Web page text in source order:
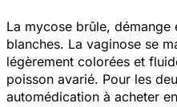
La mycose brûle, démange
blanches. La vaginose se
légèrement colorées et
poisson avarié. Pour les
automédication à acheter